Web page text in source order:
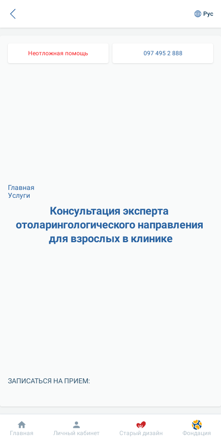
Рус
Неотложная помощь 097 495 2 888
Главная
Услуги
Консультация эксперта
отоларингологического направления
для взрослых в клинике
ЗАПИСАТЬСЯ НА ПРИЕМ:
Добробут Информация Пациенту
Главная Личный кабинет Старый дизайн Фондация